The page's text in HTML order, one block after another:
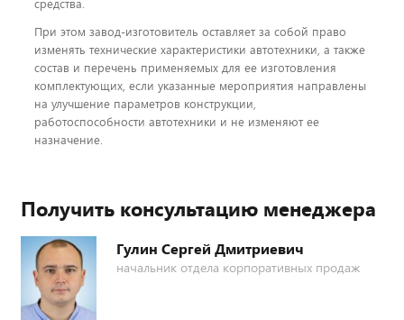
средства.
При этом завод-изготовитель оставляет за собой право
изменять технические характеристики автотехники, а также
состав и перечень применяемых для ее изготовления
комплектующих, если указанные мероприятия направлены
на улучшение параметров конструкции,
работоспособности автотехники и не изменяют ее
назначение.
Получить консультацию менеджера
Гулин Сергей Дмитриевич
начальник отдела корпоративных продаж